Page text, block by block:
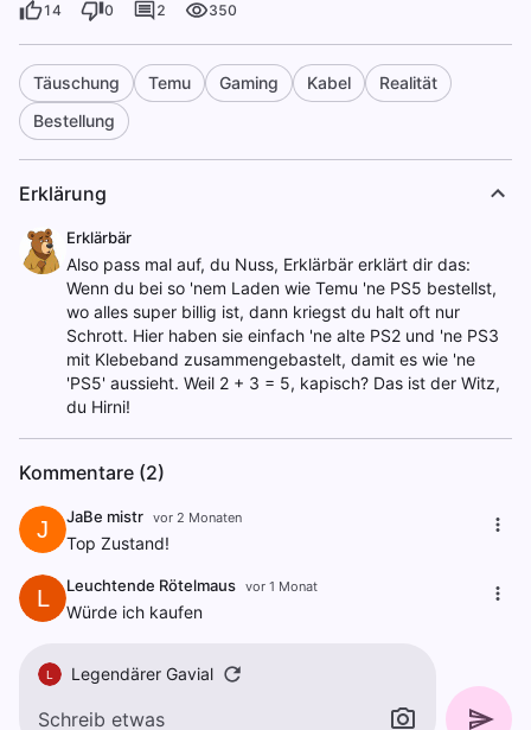
14 0 2 350
Täuschung Temu Gaming Kabel
Realität
Bestellung
Erklärung
Erklärbär
Also pass mal auf, du Nuss, Erklärbär erklärt dir das:
Wenn du bei so 'nem Laden wie Temu 'ne PS5 bestellst,
wo alles super billig ist, dann kriegst du halt oft nur
Schrott. Hier haben sie einfach 'ne alte PS2 und 'ne PS3
mit Klebeband zusammengebastelt, damit es wie 'ne
'PS5' aussieht. Weil 2 + 3 = 5, kapisch? Das ist der Witz,
du Hirni!
Kommentare (2)
J JaBe mistr vor 2 Monaten
Top Zustand!
L Leuchtende Rötelmaus vor 1 Monat
Würde ich kaufen
L Legendärer Gavial